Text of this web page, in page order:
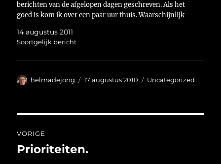
berichten van de afgelopen dagen geschreven. Als het
goed is kom ik over een paar uur thuis. Waarschijnlijk
14 augustus 2011
Soortgelijk bericht
Auteur
helmadejong
Geplaatst
17 augustus 2010 Categorieën
Uncategorized
navigatie
VORIGE
Vorig
Prioriteiten.